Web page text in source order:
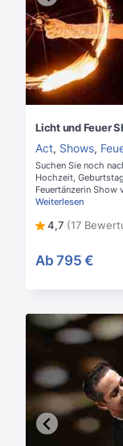
Licht und Feuer
Act, Shows,
Suchen Sie noch
Hochzeit,
Feuertänzerin Show
Weiterlesen
4,7 (17
Ab 795 €